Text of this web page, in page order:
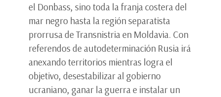
el Donbass, sino toda la franja costera del
mar negro hasta la región separatista
prorrusa de Transnistria en Moldavia. Con
referendos de autodeterminación Rusia irá
anexando territorios mientras logra el
objetivo, desestabilizar al gobierno
ucraniano, ganar la guerra e instalar un